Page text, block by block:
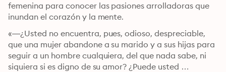
femenina para conocer las pasiones arrolladoras que
inundan el corazón y la mente.
«—¿Usted no encuentra, pues, odioso, despreciable,
que una mujer abandone a su marido y a sus hijas para
seguir a un hombre cualquiera, del que nada sabe, ni
siquiera si es digno de su amor? ¿Puede usted